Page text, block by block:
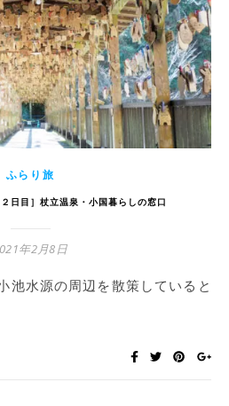
ふらり旅
日目］杖立温泉・小国暮らしの窓口
年2月8日